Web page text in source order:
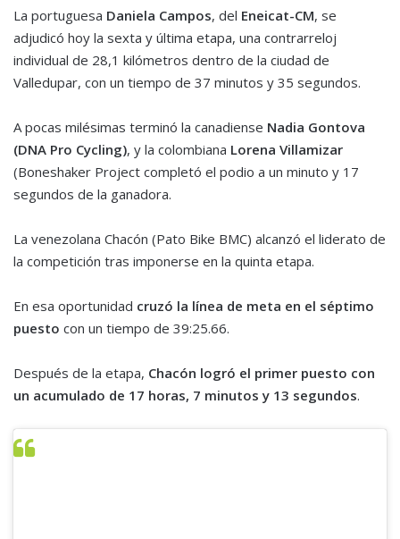
La portuguesa Daniela Campos, del Eneicat-CM, se
adjudicó hoy la sexta y última etapa, una contrarreloj
individual de 28,1 kilómetros dentro de la ciudad de
Valledupar, con un tiempo de 37 minutos y 35 segundos.
A pocas milésimas terminó la canadiense Nadia Gontova
(DNA Pro Cycling), y la colombiana Lorena Villamizar
(Boneshaker Project completó el podio a un minuto y 17
segundos de la ganadora.
La venezolana Chacón (Pato Bike BMC) alcanzó el liderato de
la competición tras imponerse en la quinta etapa.
En esa oportunidad cruzó la línea de meta en el séptimo
puesto con un tiempo de 39:25.66.
Después de la etapa, Chacón logró el primer puesto con
un acumulado de 17 horas, 7 minutos y 13 segundos.